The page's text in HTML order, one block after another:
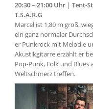
20:30 – 21:00 Uhr | Tent-
T.S.A.R.G
Marcel ist 1,80 m groß,
ein ganz normaler
er Punkrock mit Melodie
Akustikgitarre erzählt er
Pop-Punk, Folk und Blues
Weltschmerz treffen.